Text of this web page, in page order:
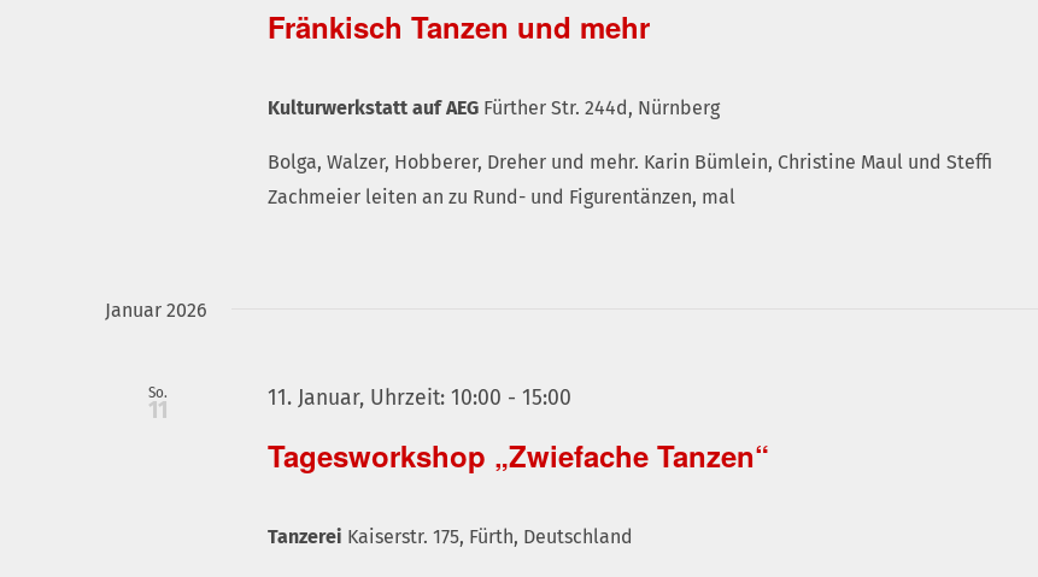
Fränkisch Tanzen und mehr
Kulturwerkstatt auf AEG Fürther Str. 244d, Nürnberg
Bolga, Walzer, Hobberer, Dreher und mehr. Karin Bümlein, Christine Maul und Steffi
Zachmeier leiten an zu Rund- und Figurentänzen, mal
Januar 2026
So.
11
Tagesworkshop „Zwiefache Tanzen“
11. Januar, Uhrzeit: 10:00 -15:00
Tanzerei Kaiserstr. 175, Fürth, Deutschland